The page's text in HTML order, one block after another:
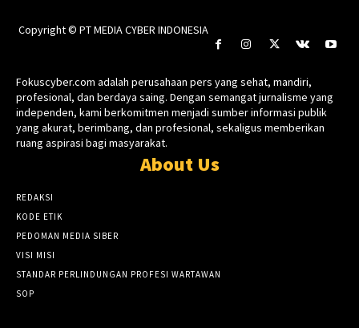
Copyright © PT MEDIA CYBER INDONESIA
Fokuscyber.com adalah perusahaan pers yang sehat, mandiri,
profesional, dan berdaya saing. Dengan semangat jurnalisme yang
independen, kami berkomitmen menjadi sumber informasi publik
yang akurat, berimbang, dan profesional, sekaligus memberikan
ruang aspirasi bagi masyarakat.
About Us
REDAKSI
KODE ETIK
PEDOMAN MEDIA SIBER
VISI MISI
STANDAR PERLINDUNGAN PROFESI WARTAWAN
SOP